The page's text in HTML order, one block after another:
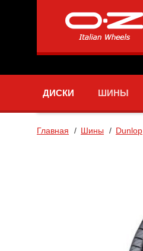
ДИСКИ ШИНЫ
Главная Шины Dunlop